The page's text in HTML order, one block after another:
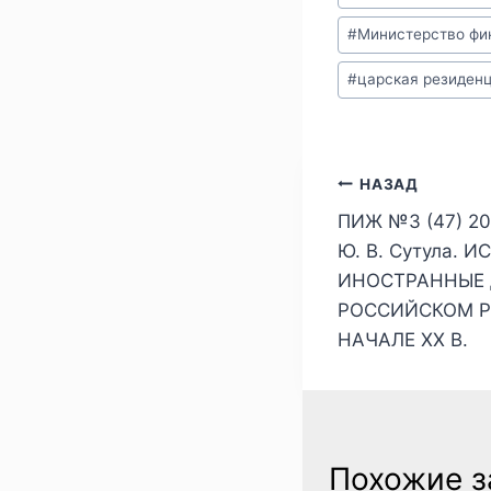
#Министерство
#царская
Навигация
по
записям
НАЗАД
ПИЖ №3 (47)
Ю. В. Сутула.
ИНОСТРАННЫЕ
РОССИЙСКОМ
НАЧАЛЕ ХХ В.
Похожие